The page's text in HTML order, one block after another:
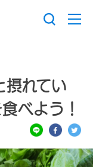
摂れてい
べよう！